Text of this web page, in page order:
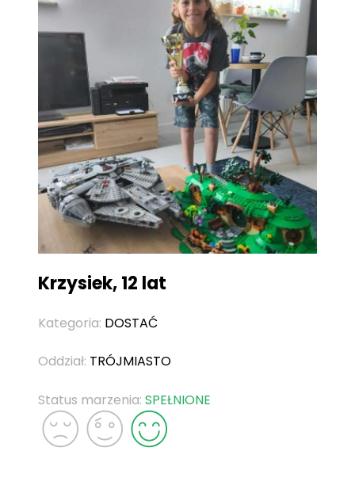
Krzysiek, 12 lat
Kategoria: DOSTAĆ
Oddział: TRÓJMIASTO
Status marzenia: SPEŁNIONE